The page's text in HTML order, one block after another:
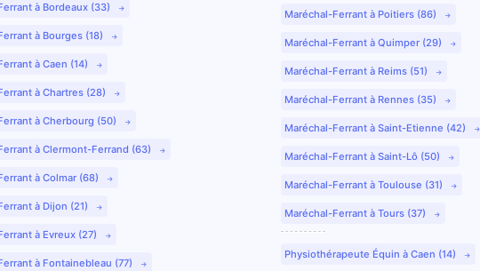
à Bordeaux (33)
à Bourges (18)
à Caen (14)
à Chartres (28)
à Cherbourg (50)
à Clermont-Ferrand (63)
à Colmar (68)
à Dijon (21)
à Evreux (27)
à Fontainebleau (77)
Maréchal-Ferrant à Poitiers (86)
Maréchal-Ferrant à Quimper (29)
Maréchal-Ferrant à Reims (51)
Maréchal-Ferrant à Rennes (35)
Maréchal-Ferrant à Saint-Etienne (42)
Maréchal-Ferrant à Saint-Lô (50)
Maréchal-Ferrant à Toulouse (31)
Maréchal-Ferrant à Tours (37)
Physiothérapeute Équin à Caen (14)